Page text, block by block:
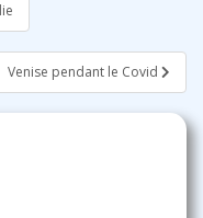
Venise pendant le Covid